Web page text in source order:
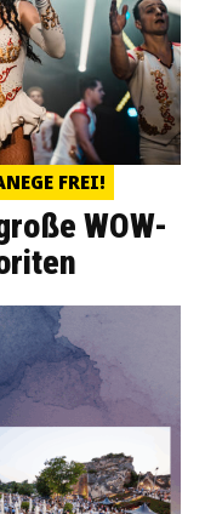
FREI!
WOW-